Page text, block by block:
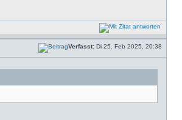
Verfasst: Di 25. Feb 2025, 20:38